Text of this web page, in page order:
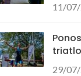
11/
29/